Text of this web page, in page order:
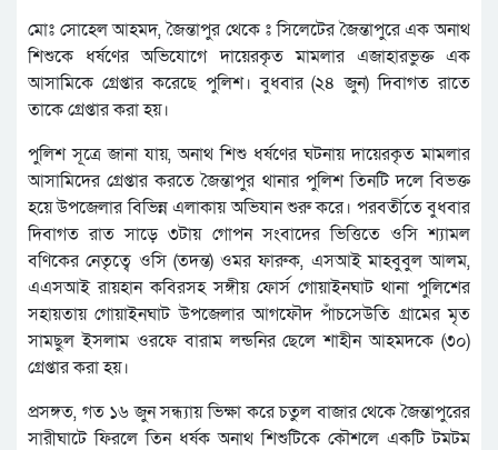
মোঃ সোহেল আহমদ, জৈন্তাপুর থেকে ঃ সিলেটের জৈন্তাপুরে এক অনাথ
শিশুকে ধর্ষণের অভিযোগে দায়েরকৃত মামলার এজাহারভুক্ত এক
আসামিকে গ্রেপ্তার করেছে পুলিশ। বুধবার (২৪ জুন) দিবাগত রাতে
তাকে গ্রেপ্তার করা হয়।
পুলিশ সূত্রে জানা যায়, অনাথ শিশু ধর্ষণের ঘটনায় দায়েরকৃত মামলার
আসামিদের গ্রেপ্তার করতে জৈন্তাপুর থানার পুলিশ তিনটি দলে বিভক্ত
হয়ে উপজেলার বিভিন্ন এলাকায় অভিযান শুরু করে। পরবর্তীতে বুধবার
দিবাগত রাত সাড়ে ৩টায় গোপন সংবাদের ভিত্তিতে ওসি শ্যামল
বণিকের নেতৃত্বে ওসি (তদন্ত) ওমর ফারুক, এসআই মাহবুবুল আলম,
এএসআই রায়হান কবিরসহ সঙ্গীয় ফোর্স গোয়াইনঘাট থানা পুলিশের
সহায়তায় গোয়াইনঘাট উপজেলার আগফৌদ পাঁচসেউতি গ্রামের মৃত
সামছুল ইসলাম ওরফে বারাম লন্ডনির ছেলে শাহীন আহমদকে (৩০)
গ্রেপ্তার করা হয়।
প্রসঙ্গত, গত ১৬ জুন সন্ধ্যায় ভিক্ষা করে চতুল বাজার থেকে জৈন্তাপুরের
সারীঘাটে ফিরলে তিন ধর্ষক অনাথ শিশুটিকে কৌশলে একটি টমটম